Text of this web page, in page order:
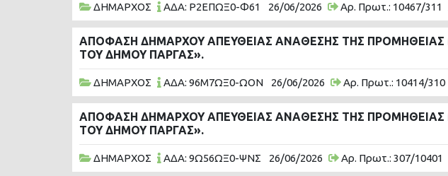
ΔΗΜΑΡΧΟΣ ΑΔΑ: Ρ2ΕΠΩΞ0-Φ61 26/06/2026 Αρ. Πρωτ.: 10467/311
ΑΠΟΦΑΣΗ ΔΗΜΑΡΧΟΥ ΑΠΕΥΘΕΙΑΣ ΑΝΑΘΕΣΗΣ ΤΗΣ
ΤΟΥ ΔΗΜΟΥ ΠΑΡΓΑΣ».
ΔΗΜΑΡΧΟΣ ΑΔΑ: 96Μ7ΩΞ0-ΩΟΝ 26/06/2026 Αρ. Πρωτ.: 10414/310
ΑΠΟΦΑΣΗ ΔΗΜΑΡΧΟΥ ΑΠΕΥΘΕΙΑΣ ΑΝΑΘΕΣΗΣ ΤΗΣ
ΤΟΥ ΔΗΜΟΥ ΠΑΡΓΑΣ».
ΔΗΜΑΡΧΟΣ ΑΔΑ: 9Ω56ΩΞ0-ΨΝΣ 26/06/2026 Αρ. Πρωτ.: 307/10401